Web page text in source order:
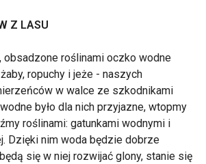
Z LASU
obsadzone roślinami oczko wodne
ropuchy i jeże - naszych
w walce ze szkodnikami
było dla nich przyjazne, wtopmy
roślinami: gatunkami wodnymi i
Dzięki nim woda będzie dobrze
się w niej rozwijać glony, stanie się